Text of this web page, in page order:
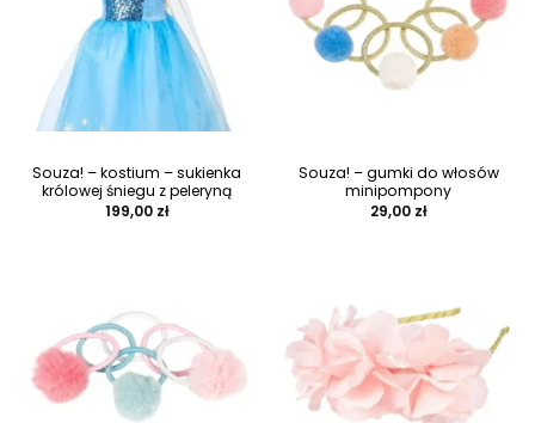
Souza! – kostium – sukienka
królowej śniegu z peleryną
199,00 zł
Souza! – gumki do włosów
minipompony
29,00 zł